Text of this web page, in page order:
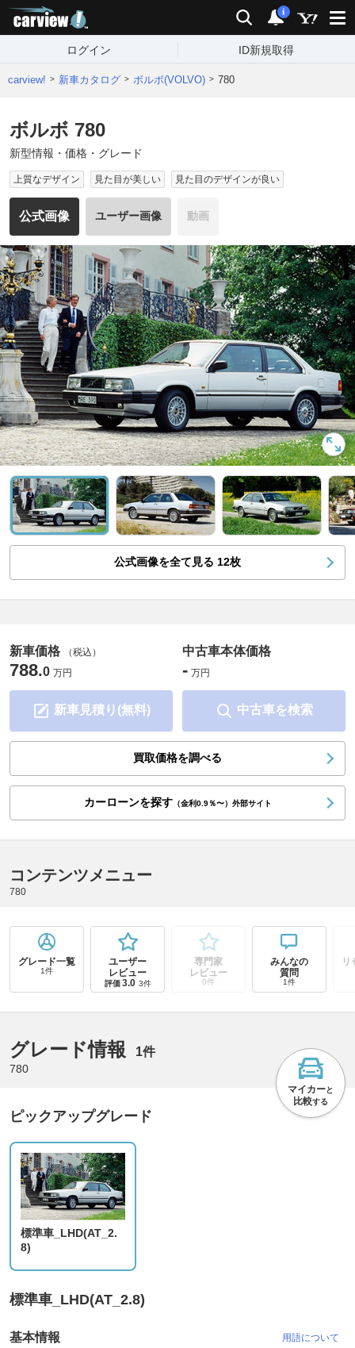
検索 通知
i
ログイン ID新規取得
carview! 新車カタログ ボルボ(VOLVO) 780
ボルボ 780
新型情報・価格・グレード
上質なデザイン 見た目が美しい 見た目のデザインが良い
公式画像 ユーザー画像 動画
公式画像を全て見る 12枚
新車価格 （税込）
788.0 万円
新車見積り(無料)
中古車本体価格
- 万円
中古車を検索
買取価格を調べる
カーローンを探す（金利0.9％〜）外部サイト
コンテンツメニュー
780
グレード一覧
1件
ユーザー
レビュー
評価 3.0 3件
専門家
レビュー
0件
みんなの
質問
1件
リ
グレード情報 1件
780
マイカーと
比較する
ピックアップグレード
標準車_LHD(AT_2.
8)
標準車_LHD(AT_2.8)
基本情報 用語について